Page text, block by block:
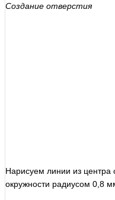
Создание отверстия
Нарисуем линии из
окружности радиусом 0,8